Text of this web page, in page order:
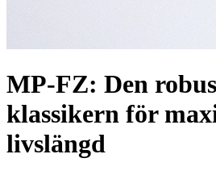
MP-FZ: Den
klassikern för
livslängd